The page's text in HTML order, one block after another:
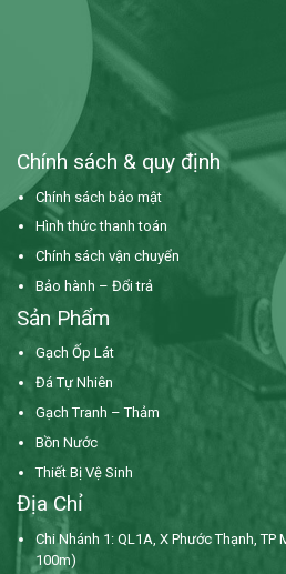
Chính sách & quy định
Chính sách bảo mật
Hình thức thanh toán
Chính sách vận chuyển
Bảo hành – Đổi trả
Sản Phẩm
Gạch Ốp Lát
Đá Tự Nhiên
Gạch Tranh – Thảm
Bồn Nước
Thiết Bị Vệ Sinh
Địa Chỉ
Chi Nhánh 1: QL1A, X Phước Thạnh,
100m)